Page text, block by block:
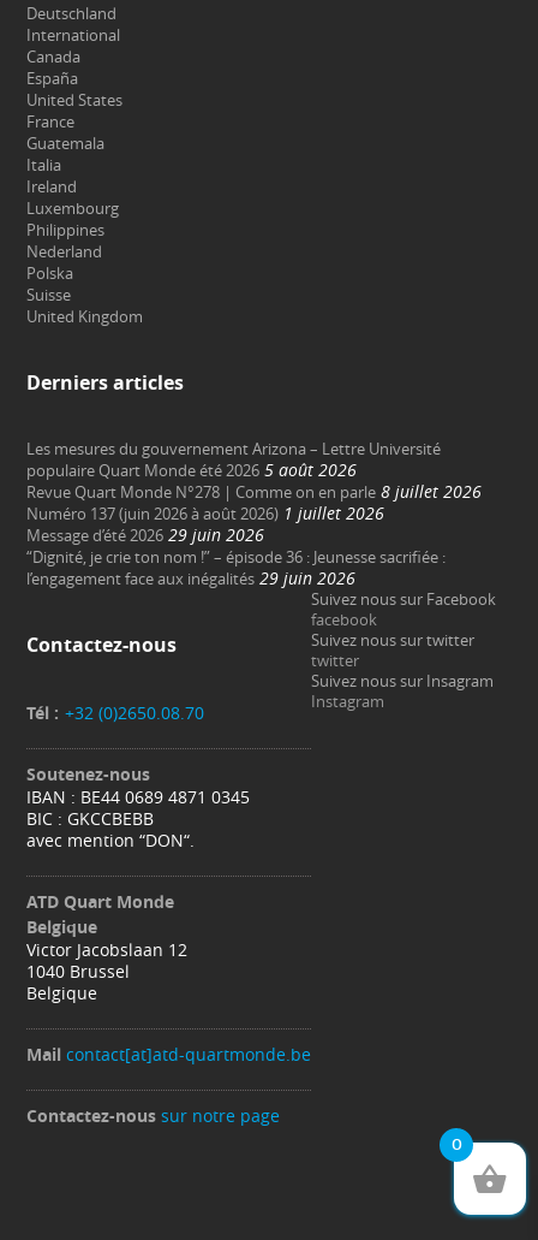
Deutschland
International
Canada
España
United States
France
Guatemala
Italia
Ireland
Luxembourg
Philippines
Nederland
Polska
Suisse
United Kingdom
Derniers articles
Les mesures du gouvernement Arizona – Lettre Université
populaire Quart Monde été 2026 5 août 2026
Revue Quart Monde N°278 | Comme on en parle 8 juillet 2026
Numéro 137 (juin 2026 à août 2026) 1 juillet 2026
Message d’été 2026 29 juin 2026
“Dignité, je crie ton nom !” – épisode 36 : Jeunesse sacrifiée :
l’engagement face aux inégalités 29 juin 2026
Contactez-nous
Tél : +32 (0)2650.08.70
Soutenez-nous
IBAN : BE44 0689 4871 0345
BIC : GKCCBEBB
avec mention “DON“.
ATD Quart Monde
Belgique
Victor Jacobslaan 12
1040 Brussel
Belgique
Mailcontact[at]atd-quartmonde.be
Contactez-nous sur notre page
Suivez nous sur Facebook
facebook
Suivez nous sur twitter
twitter
Suivez nous sur Insagram
Instagram
0